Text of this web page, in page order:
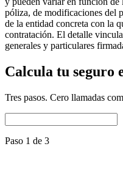
póliza, de modificaciones del
de la entidad concreta con la
contratación. El detalle
generales y particulares
Calcula tu seguro
Tres pasos. Cero llamadas
Paso 1 de 3